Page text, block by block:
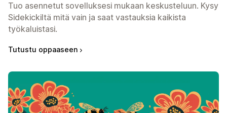
Tuo asennetut sovelluksesi mukaan keskusteluun. Kysy
Sidekickiltä mitä vain ja saat vastauksia kaikista
työkaluistasi.
Tutustu oppaaseen